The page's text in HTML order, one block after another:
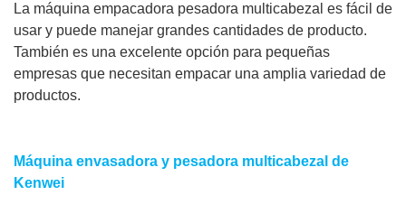
La máquina empacadora pesadora multicabezal es fácil de
usar y puede manejar grandes cantidades de producto.
También es una excelente opción para pequeñas
empresas que necesitan empacar una amplia variedad de
productos.
Máquina envasadora y pesadora multicabezal de
Kenwei